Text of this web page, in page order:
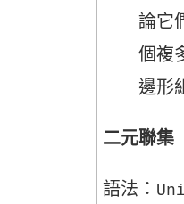
論它
個複
邊形
二元聯集
語法：